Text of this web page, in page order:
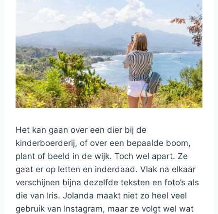
Het kan gaan over een dier bij de
kinderboerderij, of over een bepaalde boom,
plant of beeld in de wijk. Toch wel apart. Ze
gaat er op letten en inderdaad. Vlak na elkaar
verschijnen bijna dezelfde teksten en foto’s als
die van Iris. Jolanda maakt niet zo heel veel
gebruik van Instagram, maar ze volgt wel wat